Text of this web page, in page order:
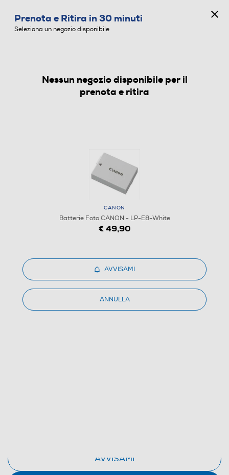
BATTERIE FOTO
1/1
CANON - LP-E8-White
AVVISAMI
Prenota e Ritira in 30 minuti
Seleziona un negozio disponibile
Nessun negozio disponibile per il
prenota e ritira
CANON
Batterie Foto CANON - LP-E8-White
€ 49,90
AVVISAMI
ANNULLA